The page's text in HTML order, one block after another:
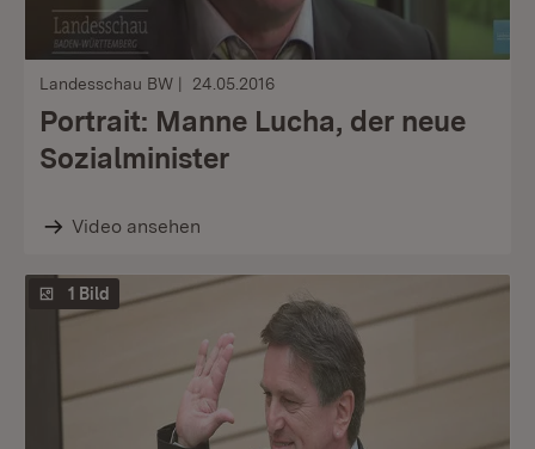
Landesschau BW 24.05.2016
Portrait: Manne Lucha, der neue
Sozialminister
Video ansehen
1 Bild